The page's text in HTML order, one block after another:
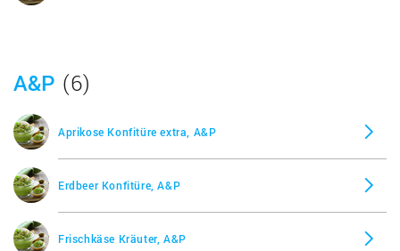
Vegetarischer Aufschnitt
Zuckerrübensaft (Zuckerrübensirup)
Zwetschgenmus
A&P (6)
Aprikose Konfitüre extra, A&P
Erdbeer Konfitüre, A&P
Frischkäse Kräuter, A&P